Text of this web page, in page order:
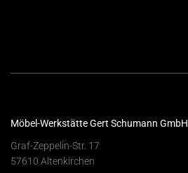
Möbel-Werkstätte Gert Schumann GmbH
Graf-Zeppelin-Str. 17
57610 Altenkirchen